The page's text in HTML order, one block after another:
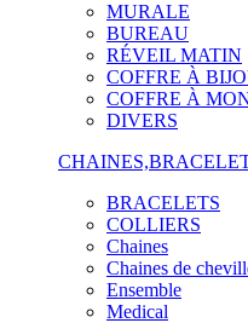
MURALE
BUREAU
RÉVEIL MATIN
COFFRE À
COFFRE À
DIVERS
BRACELETS
COLLIERS
Chaines
Chaines de
Ensemble
Medical